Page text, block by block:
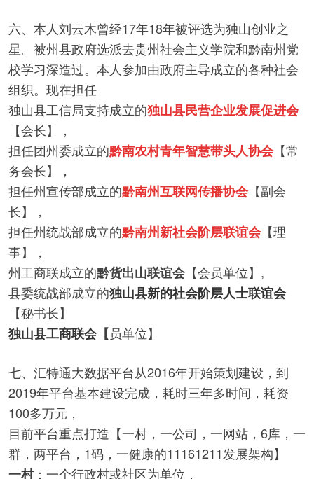
六、本人刘云木曾经17年18年被评选为独山创业之
星。被州县政府选派去贵州社会主义学院和黔南州党
校学习深造过。本人参加由政府主导成立的各种社会
组织。现在担任
独山县工信局支持成立的独山县民营企业发展促进会
【会长】，
担任团州委成立的黔南农村青年智慧带头人协会【常
务会长】，
担任州宣传部成立的黔南州互联网传播协会【副会
长】，
担任州统战部成立的黔南州新社会阶层联谊会【理
事】，
州工商联成立的黔货出山联谊会【会员单位】,
县委统战部成立的独山县新的社会阶层人士联谊会
【秘书长】
独山县工商联会【员单位】
七、汇特通大数据平台从2016年开始策划建设，到
2019年平台基本建设完成，耗时三年多时间，耗资
100多万元，
目前平台重点打造【一村，一公司，一网站，6库，一
群，两平台，1码，一健康的11161211发展架构】
一村：一个行政村或社区为单位，